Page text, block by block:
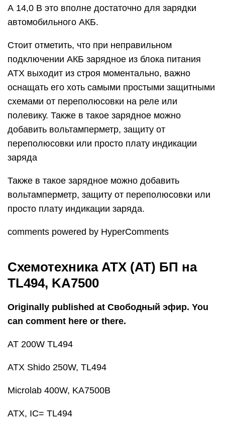
А 14,0 В это вполне достаточно для зарядки
автомобильного АКБ.
Стоит отметить, что при неправильном
подключении АКБ зарядное из блока питания
ATX выходит из строя моментально, важно
оснащать его хоть самыми простыми защитными
схемами от переполюсовки на реле или
полевику. Также в такое зарядное можно
добавить вольтамперметр, защиту от
переполюсовки или просто плату индикации
заряда
Также в такое зарядное можно добавить
вольтамперметр, защиту от переполюсовки или
просто плату индикации заряда.
comments powered by HyperComments
Схемотехника ATX (AT) БП на
TL494, KA7500
Originally published at Свободный эфир. You
can comment here or there.
AT 200W TL494
ATX Shido 250W, TL494
Microlab 400W, KA7500B
ATX, IC= TL494